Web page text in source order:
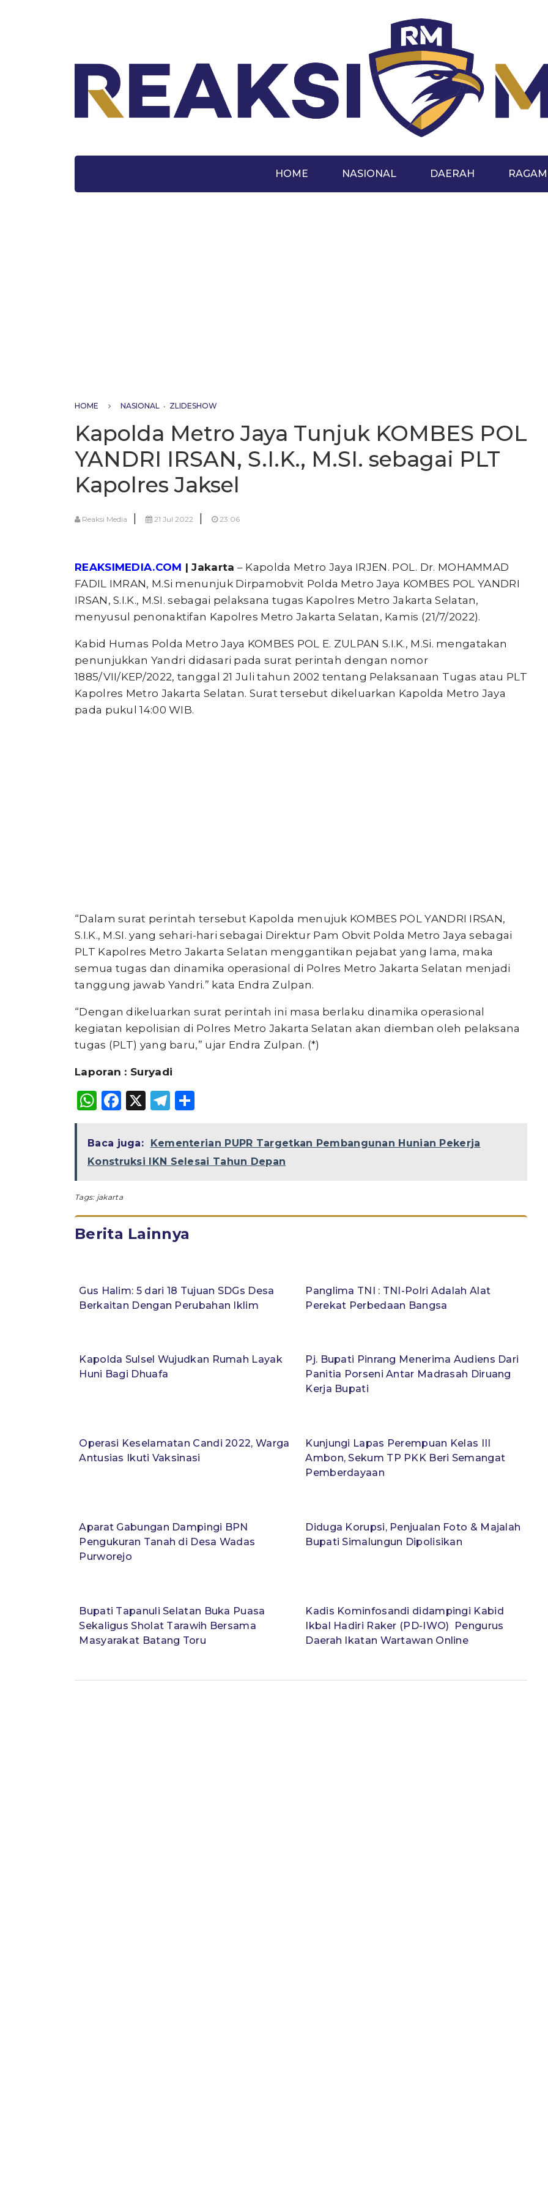
HOME NASIONAL DAERAH RAGAM
HOME NASIONAL • ZLIDESHOW
Kapolda Metro Jaya Tunjuk KOMBES POL
YANDRI IRSAN, S.I.K., M.SI. sebagai PLT
Kapolres Jaksel
Reaksi Media 21 Jul 2022 23:06
REAKSIMEDIA.COM | Jakarta – Kapolda Metro Jaya IRJEN. POL. Dr. MOHAMMAD
FADIL IMRAN, M.Si menunjuk Dirpamobvit Polda Metro Jaya KOMBES POL YANDRI
IRSAN, S.I.K., M.SI. sebagai pelaksana tugas Kapolres Metro Jakarta Selatan,
menyusul penonaktifan Kapolres Metro Jakarta Selatan, Kamis (21/7/2022).
Kabid Humas Polda Metro Jaya KOMBES POL E. ZULPAN S.I.K., M.Si. mengatakan
penunjukkan Yandri didasari pada surat perintah dengan nomor
1885/VII/KEP/2022, tanggal 21 Juli tahun 2002 tentang Pelaksanaan Tugas atau PLT
Kapolres Metro Jakarta Selatan. Surat tersebut dikeluarkan Kapolda Metro Jaya
pada pukul 14:00 WIB.
“Dalam surat perintah tersebut Kapolda menujuk KOMBES POL YANDRI IRSAN,
S.I.K., M.SI. yang sehari-hari sebagai Direktur Pam Obvit Polda Metro Jaya sebagai
PLT Kapolres Metro Jakarta Selatan menggantikan pejabat yang lama, maka
semua tugas dan dinamika operasional di Polres Metro Jakarta Selatan menjadi
tanggung jawab Yandri.” kata Endra Zulpan.
“Dengan dikeluarkan surat perintah ini masa berlaku dinamika operasional
kegiatan kepolisian di Polres Metro Jakarta Selatan akan diemban oleh pelaksana
tugas (PLT) yang baru,” ujar Endra Zulpan. (*)
Laporan : Suryadi
WhatsApp
Facebook
X Telegram
Baca juga:
Kementerian PUPR Targetkan Pembangunan Hunian Pekerja
Konstruksi IKN Selesai Tahun Depan
Tags: jakarta
Berita Lainnya
Gus Halim: 5 dari 18 Tujuan SDGs Desa
Berkaitan Dengan Perubahan Iklim
Panglima TNI : TNI-Polri Adalah Alat
Perekat Perbedaan Bangsa
Kapolda Sulsel Wujudkan Rumah Layak
Huni Bagi Dhuafa
Pj. Bupati Pinrang Menerima Audiens Dari
Panitia Porseni Antar Madrasah Diruang
Kerja Bupati
Operasi Keselamatan Candi 2022, Warga
Antusias Ikuti Vaksinasi
Kunjungi Lapas Perempuan Kelas III
Ambon, Sekum TP PKK Beri Semangat
Pemberdayaan
Aparat Gabungan Dampingi BPN
Pengukuran Tanah di Desa Wadas
Purworejo
Diduga Korupsi, Penjualan Foto & Majalah
Bupati Simalungun Dipolisikan
Bupati Tapanuli Selatan Buka Puasa
Sekaligus Sholat Tarawih Bersama
Masyarakat Batang Toru
Kadis Kominfosandi didampingi Kabid
Ikbal Hadiri Raker (PD-IWO) Pengurus
Daerah Ikatan Wartawan Online